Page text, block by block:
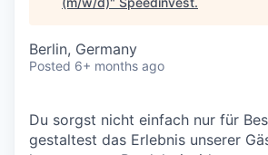
Berlin, Germany
Posted 6+ months ago
Du sorgst nicht einfach nur für
gestaltest das Erlebnis unserer